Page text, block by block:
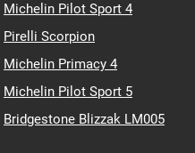
Michelin Pilot Sport 4
Pirelli Scorpion
Michelin Primacy 4
Michelin Pilot Sport 5
Bridgestone Blizzak LM005